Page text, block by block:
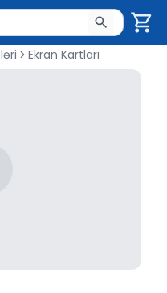
yazın. Göndərmək
Ekran Kartları